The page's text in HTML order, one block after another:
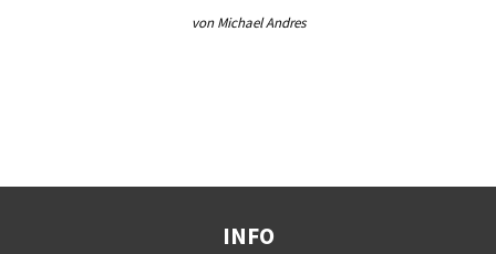
von Michael Andres
INFO